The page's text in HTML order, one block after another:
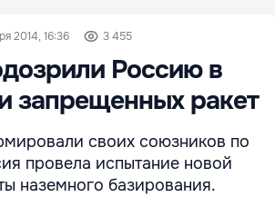
2014, 16:36 3 455
Россию в
запрещенных ракет
своих союзников по
провела испытание новой
наземного базирования.